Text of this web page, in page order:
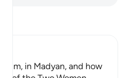
him, in Madyan, and how